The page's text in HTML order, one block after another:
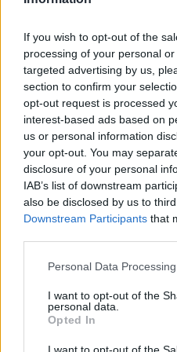
If you wish to opt-out of the
processing of your personal
targeted advertising by us,
section to confirm your
opt-out request is processed
interest-based ads based on
us or personal information
your opt-out. You may
disclosure of your personal
IAB’s list of downstream
also be disclosed by us to
Downstream Participants that
Please note that this website/
not limited to your visit or
grant or deny consent to
use your data for below
consent section.
Personal Data
I want to opt-out of the
personal data.
Opted In
Ez a kettős hatás
az emésztőrendszeri rákok
A változatos, zöldségekben
egyszerű módon tehetsz a
6. Szebb bőr,
A chayote sok C-vitamint és
A flavonoidok csökkentik a
védenek az UV okozta károktól.